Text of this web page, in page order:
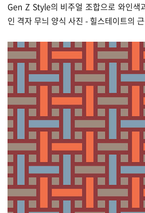
Gen Z Style의 비주얼 조합으로 와인색
인 격자 무늬 양식 사진 - 힐스테이트의